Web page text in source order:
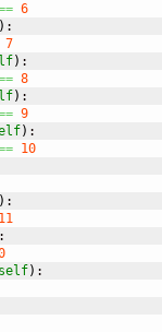
6
) :
7
) :
8
) :
9
) :
10
) :
11
:
self) :